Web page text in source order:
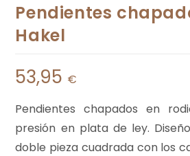
Pendientes
Hakel
53,95 €
Pendientes chapados en
presión en plata de ley.
doble pieza cuadrada con los